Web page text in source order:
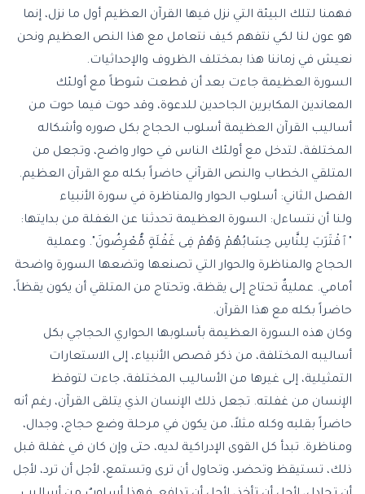
فهمنا لتلك البيئة التي نزل فيها القرآن العظيم أول ما نزل، إنما
هو عون لنا لكي نتفهم كيف نتعامل مع هذا النص العظيم ونحن
نعيش في زماننا هذا بمختلف الظروف والإحداثيات.
السورة العظيمة جاءت بعد أن قطعت شوطاً مع أولئك
المعاندين المكابرين الجاحدين للدعوة، وقد حوت فيما حوت من
أساليب القرآن العظيمة أسلوب الحجاج بكل صوره وأشكاله
المختلفة، لتدخل مع أولئك الناس في حوار واضح، وتجعل من
المتلقي الخطاب والنص القرآني حاضراً بكله مع القرآن العظيم.
الفصل الثاني: أسلوب الحوار والمناظرة في سورة الأنبياء
ولنا أن نتساءل: السورة العظيمة تحدثنا عن الغفلة من بدايتها:
ٱقْتَرَبَ لِلنَّاسِ حِسَابُهُمْ وَهُمْ فِى غَفْلَةٍ مُّعْرِضُونَ ". وعملية
الحجاج والمناظرة والحوار التي تصنعها وتضعها السورة واضحة
أمامي. عمليةٌ تحتاج إلى يقظة، وتحتاج من المتلقي أن يكون يقظاً،
حاضراً بكله مع هذا القرآن.
وكان هذه السورة العظيمة بأسلوبها الحواري الحجاجي بكل
أساليبه المختلفة، من ذكر قصص الأنبياء، إلى الاستعارات
التمثيلية، إلى غيرها من الأساليب المختلفة، جاءت لتوقظ
الإنسان من غفلته. تجعل ذلك الإنسان الذي يتلقى القرآن، رغم أنه
حاضراً بقلبه وكله مثلاً، من يكون في مرحلة وضع حجاج، وجدال،
ومناظرة. تبدأ كل القوى الإدراكية لديه، حتى وإن كان في غفلة قبل
ذلك، تستيقظ وتحضر، وتحاول أن ترى وتستمع، لأجل أن ترد، لأجل